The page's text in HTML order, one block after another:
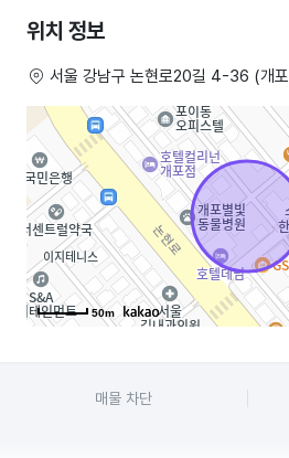
있습니다.
집주인도 엄청 착하셔서 1년에 딱 2번만 얼
겨울 화장실 난방때문에 오시는거라서 따
위치 정보
서울 강남구 논현로20길 4-36 (개
50m
매물 차단